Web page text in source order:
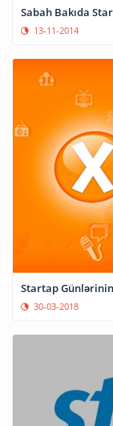
13-11-2014
Startap
30-03-2018